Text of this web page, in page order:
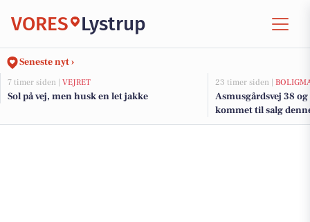
VORES Lystrup
Seneste nyt ›
7 timer siden | VEJRET
Sol på vej, men husk en let jakke
23 timer siden |
Asmusgårdsvej 38
kommet til salg
boligerne her.